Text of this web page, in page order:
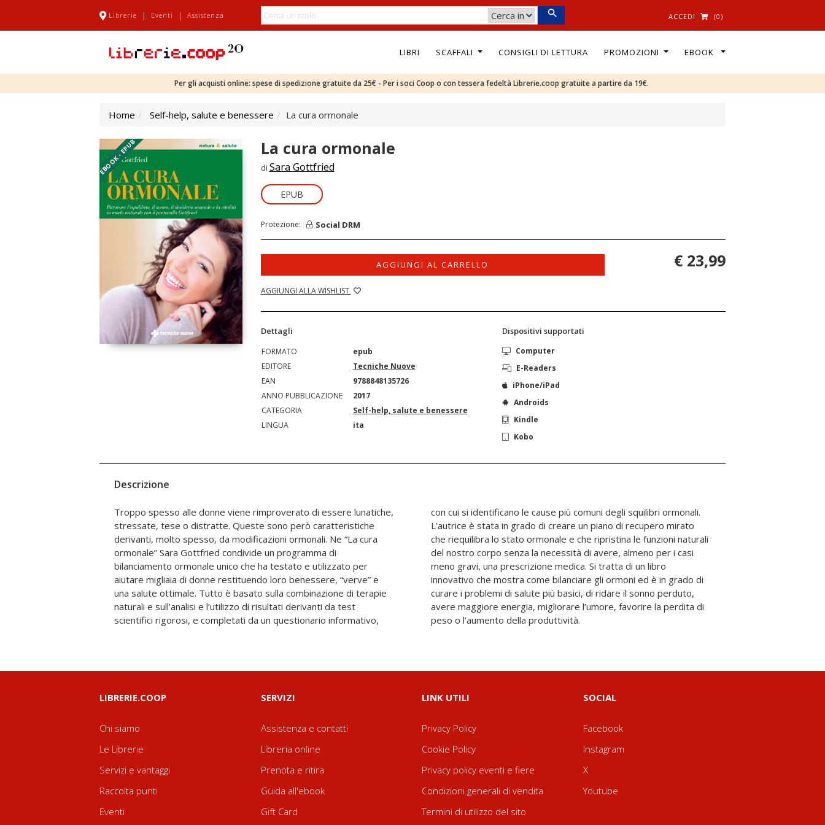
Librerie | Eventi | Assistenza ACCEDI (0)
LIBRI SCAFFALI CONSIGLI DI LETTURA PROMOZIONI EBOOK
Per gli acquisti online: spese di spedizione gratuite da 25€ - Per i soci Coop o con tessera fedeltà Librerie.coop gratuite a partire da 19€.
Home Self-help, salute e benessere La cura ormonale
EBOOK - EPUB La cura ormonale
di Sara Gottfried
EPUB
Protezione: Social DRM
AGGIUNGI AL CARRELLO
AGGIUNGI ALLA WISHLIST
€ 23,99
Dettagli
FORMATO
epub
EDITORE
Tecniche Nuove
EAN
9788848135726
ANNO PUBBLICAZIONE
2017
CATEGORIA
Self-help, salute e benessere
LINGUA
ita
Dispositivi supportati
Computer
E-Readers
iPhone/iPad
Androids
Kindle
Kobo
Descrizione
Troppo spesso alle donne viene rimproverato di essere lunatiche,
stressate, tese o distratte. Queste sono però caratteristiche
derivanti, molto spesso, da modificazioni ormonali. Ne “La cura
ormonale” Sara Gottfried condivide un programma di
bilanciamento ormonale unico che ha testato e utilizzato per
aiutare migliaia di donne restituendo loro benessere, “verve” e
una salute ottimale. Tutto è basato sulla combinazione di terapie
naturali e sull’analisi e l’utilizzo di risultati derivanti da test
scientifici rigorosi, e completati da un questionario informativo,
con cui si identificano le cause più comuni degli squilibri ormonali.
L’autrice è stata in grado di creare un piano di recupero mirato
che riequilibra lo stato ormonale e che ripristina le funzioni naturali
del nostro corpo senza la necessità di avere, almeno per i casi
meno gravi, una prescrizione medica. Si tratta di un libro
innovativo che mostra come bilanciare gli ormoni ed è in grado di
curare i problemi di salute più basici, di ridare il sonno perduto,
avere maggiore energia, migliorare l’umore, favorire la perdita di
peso o l’aumento della produttività.
LIBRERIE.COOP
Chi siamo
Le Librerie
Servizi e vantaggi
Raccolta punti
Eventi
SERVIZI
Assistenza e contatti
Libreria online
Prenota e ritira
Guida all'ebook
Gift Card
LINK UTILI
Privacy Policy
Cookie Policy
Privacy policy eventi e fiere
Condizioni generali di vendita
Termini di utilizzo del sito
SOCIAL
Facebook
Instagram
X
Youtube